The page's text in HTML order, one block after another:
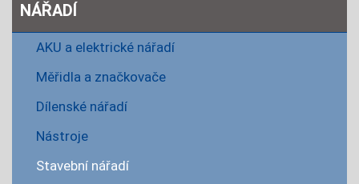
NÁŘADÍ
AKU a elektrické nářadí
Měřidla a značkovače
Dílenské nářadí
Nástroje
Stavební nářadí